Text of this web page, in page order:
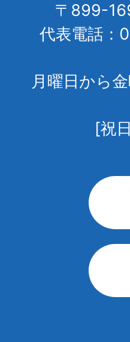
〒899-
代表電話：
月曜日から
[祝